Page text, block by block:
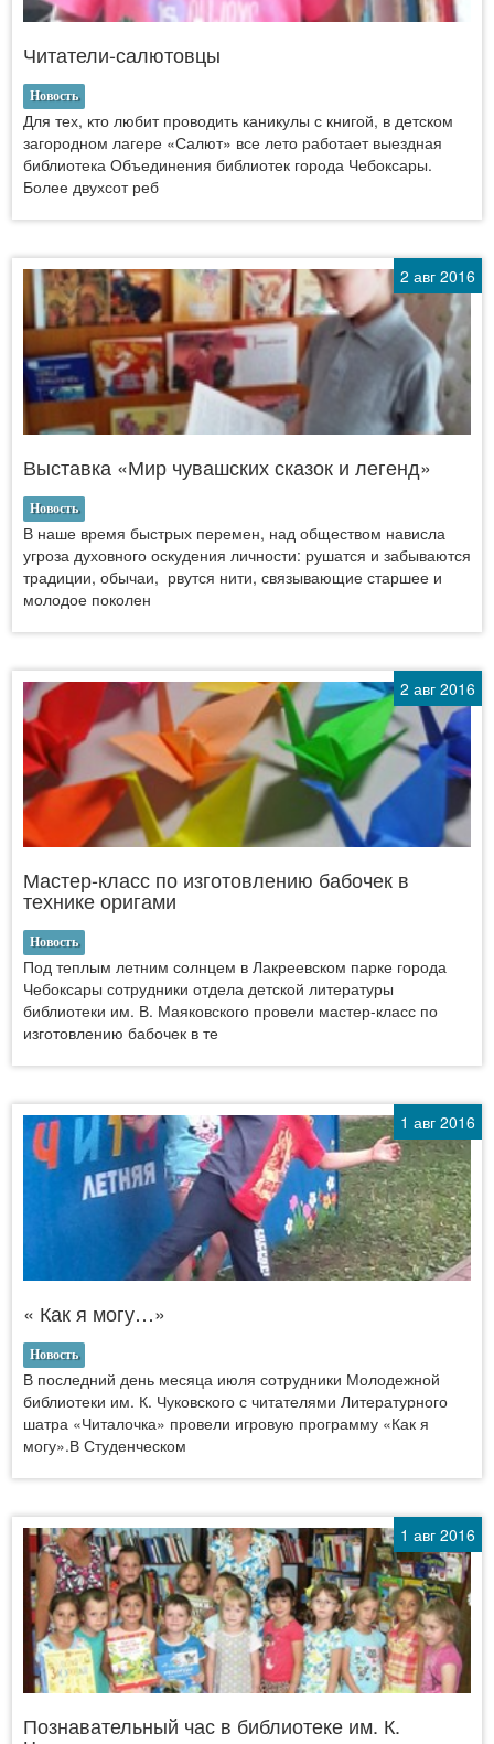
Читатели-салютовцы
Новость
Для тех, кто любит проводить каникулы с книгой, в детском
загородном лагере «Салют» все лето работает выездная
библиотека Объединения библиотек города Чебоксары.
Более двухсот реб
2 авг 2016
Выставка «Мир чувашских сказок и легенд»
Новость
В наше время быстрых перемен, над обществом нависла
угроза духовного оскудения личности: рушатся и забываются
традиции, обычаи, рвутся нити, связывающие старшее и
молодое поколен
2 авг 2016
Мастер-класс по изготовлению бабочек в
технике оригами
Новость
Под теплым летним солнцем в Лакреевском парке города
Чебоксары сотрудники отдела детской литературы
библиотеки им. В. Маяковского провели мастер-класс по
изготовлению бабочек в те
1 авг 2016
« Как я могу…»
Новость
В последний день месяца июля сотрудники Молодежной
библиотеки им. К. Чуковского с читателями Литературного
шатра «Читалочка» провели игровую программу «Как я
могу».В Студенческом
1 авг 2016
Познавательный час в библиотеке им. К.